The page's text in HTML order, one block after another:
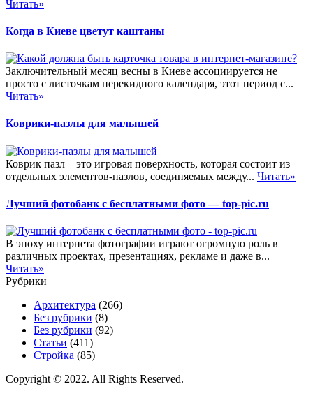
Читать»
Когда в Киеве цветут каштаны
Заключительный месяц весны в Киеве ассоциируется не
просто с листочкам перекидного календаря, этот период с...
Читать»
Коврики-пазлы для малышей
Коврик пазл – это игровая поверхность, которая состоит из
отдельных элементов-пазлов, соединяемых между... Читать»
Лучший фотобанк с бесплатными фото — top-pic.ru
В эпоху интернета фотографии играют огромную роль в
различных проектах, презентациях, рекламе и даже в...
Читать»
Рубрики
Архитектура (266)
Без рубрики (8)
Без рубрики (92)
Статьи (411)
Стройка (85)
Copyright © 2022. All Rights Reserved.